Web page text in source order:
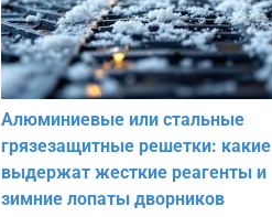
Алюминиевые или стальные
грязезащитные решетки: какие
выдержат жесткие реагенты и
зимние лопаты дворников